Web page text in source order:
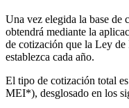
Una vez elegida la base de
obtendrá mediante la
de cotización que la Ley de
establezca cada año.
El tipo de cotización total
MEI*), desglosado en los